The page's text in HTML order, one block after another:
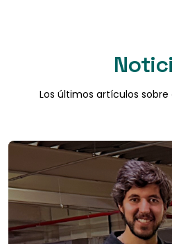
Los últimos artículos sobre